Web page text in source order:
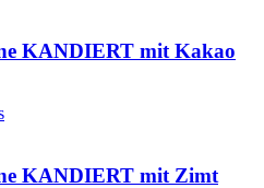
KANDIERT mit Kakao
KANDIERT mit Zimt